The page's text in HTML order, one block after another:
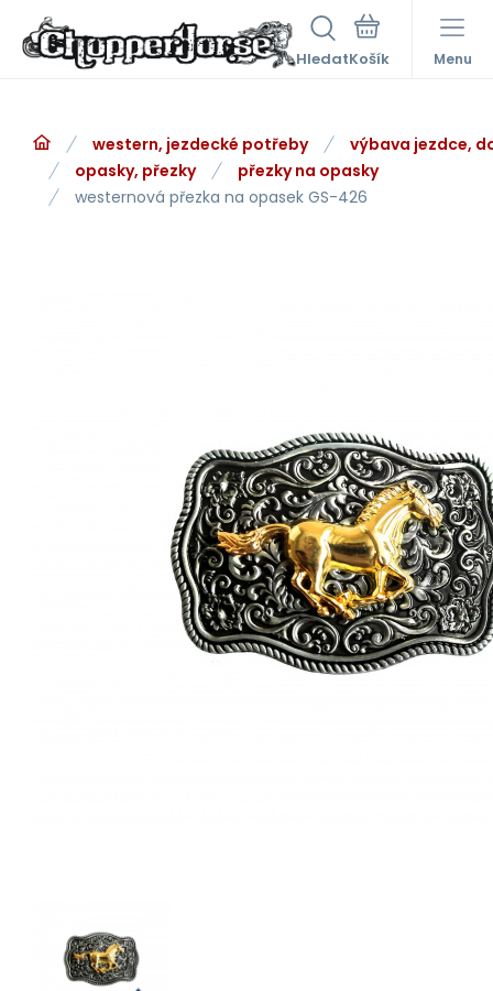
Hledat Menu
western, jezdecké potřeby
výbava jezdce,
opasky, přezky
přezky na opasky
westernová přezka na opasek GS-426